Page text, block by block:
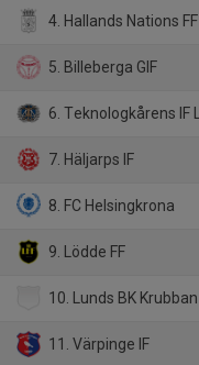
4. Hallands Nations FF
5. Billeberga GIF
6. Teknologkårens IF LTH
7. Häljarps IF
8. FC Helsingkrona
9. Lödde FF
10. Lunds BK Krubban
11. Värpinge IF